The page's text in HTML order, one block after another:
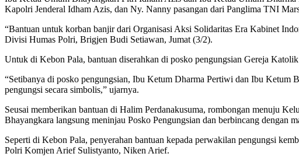
Kapolri Jenderal Idham Azis, dan Ny. Nanny pasangan dari Panglima TNI
“Bantuan untuk korban banjir dari Organisasi Aksi Solidaritas Era Kabinet
Divisi Humas Polri, Brigjen Budi Setiawan, Jumat (3/2).
Untuk di Kebon Pala, bantuan diserahkan di posko pengungsian Gereja
“Setibanya di posko pengungsian, Ibu Ketum Dharma Pertiwi dan Ibu Ketum
pengungsi secara simbolis,” ujarnya.
Seusai memberikan bantuan di Halim Perdanakusuma, rombongan menuju
Bhayangkara langsung meninjau Posko Pengungsian dan berbincang dengan
Seperti di Kebon Pala, penyerahan bantuan kepada perwakilan pengungsi
Polri Komjen Arief Sulistyanto, Niken Arief.